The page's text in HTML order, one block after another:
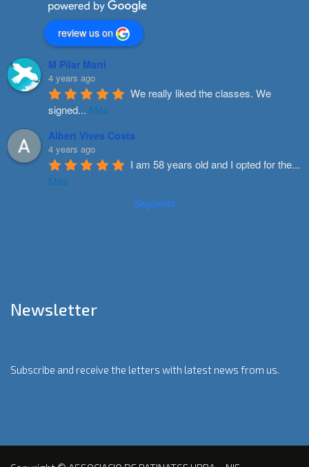
review us on
M Pilar Marti
4 years ago
We really liked the classes. We
signed... Més
Albert Vives Costa
4 years ago
I am 58 years old and I opted for the...
Més
Següents
Newsletter
Subscribe and receive the letters with latest news from us.